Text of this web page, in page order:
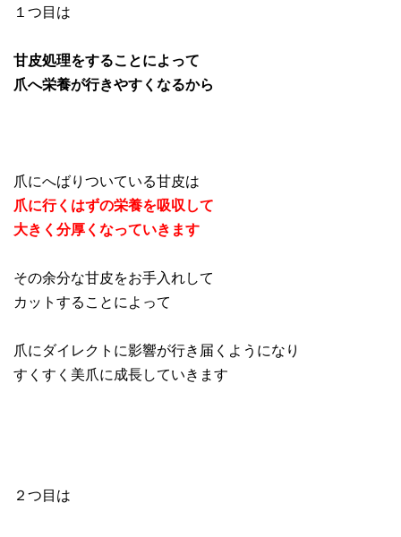
１つ目は
甘皮処理をすることによって
爪へ栄養が行きやすくなるから
爪にへばりついている甘皮は
爪に行くはずの栄養を吸収して
大きく分厚くなっていきます
その余分な甘皮をお手入れして
カットすることによって
爪にダイレクトに影響が行き届くようになり
すくすく美爪に成長していきます
２つ目は